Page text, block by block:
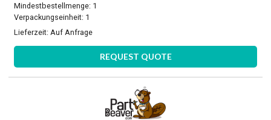
Mindestbestellmenge: 1
Verpackungseinheit: 1
Lieferzeit:Auf Anfrage
REQUEST QUOTE